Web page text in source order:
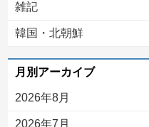
雑記
韓国・北朝鮮
月別アーカイブ
2026年8月
2026年7月